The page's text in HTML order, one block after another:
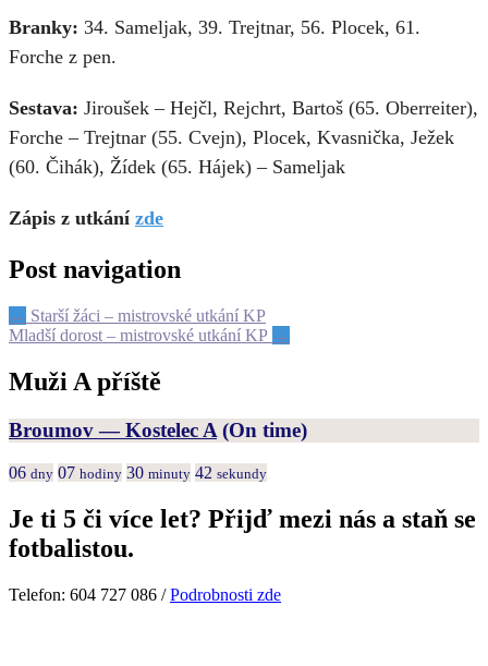
Branky: 34. Sameljak, 39. Trejtnar, 56. Plocek, 61.
Forche z pen.
Sestava: Jiroušek – Hejčl, Rejchrt, Bartoš (65. Oberreiter),
Forche – Trejtnar (55. Cvejn), Plocek, Kvasnička, Ježek
(60. Čihák), Žídek (65. Hájek) – Sameljak
Zápis z utkání zde
Post navigation
← Starší žáci – mistrovské utkání KP
Mladší dorost – mistrovské utkání KP →
Muži A příště
Broumov — Kostelec A (On time)
06 dny 07 hodiny 30 minuty 42 sekundy
Je ti 5 či více let? Přijď mezi nás a staň se
fotbalistou.
Telefon: 604 727 086 /Podrobnosti zde